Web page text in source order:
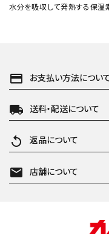
水分を吸収して発熱する保温素
payment お支払い方法につい
local_shipping 送料・配送について
replay 返品について
mail 店舗について